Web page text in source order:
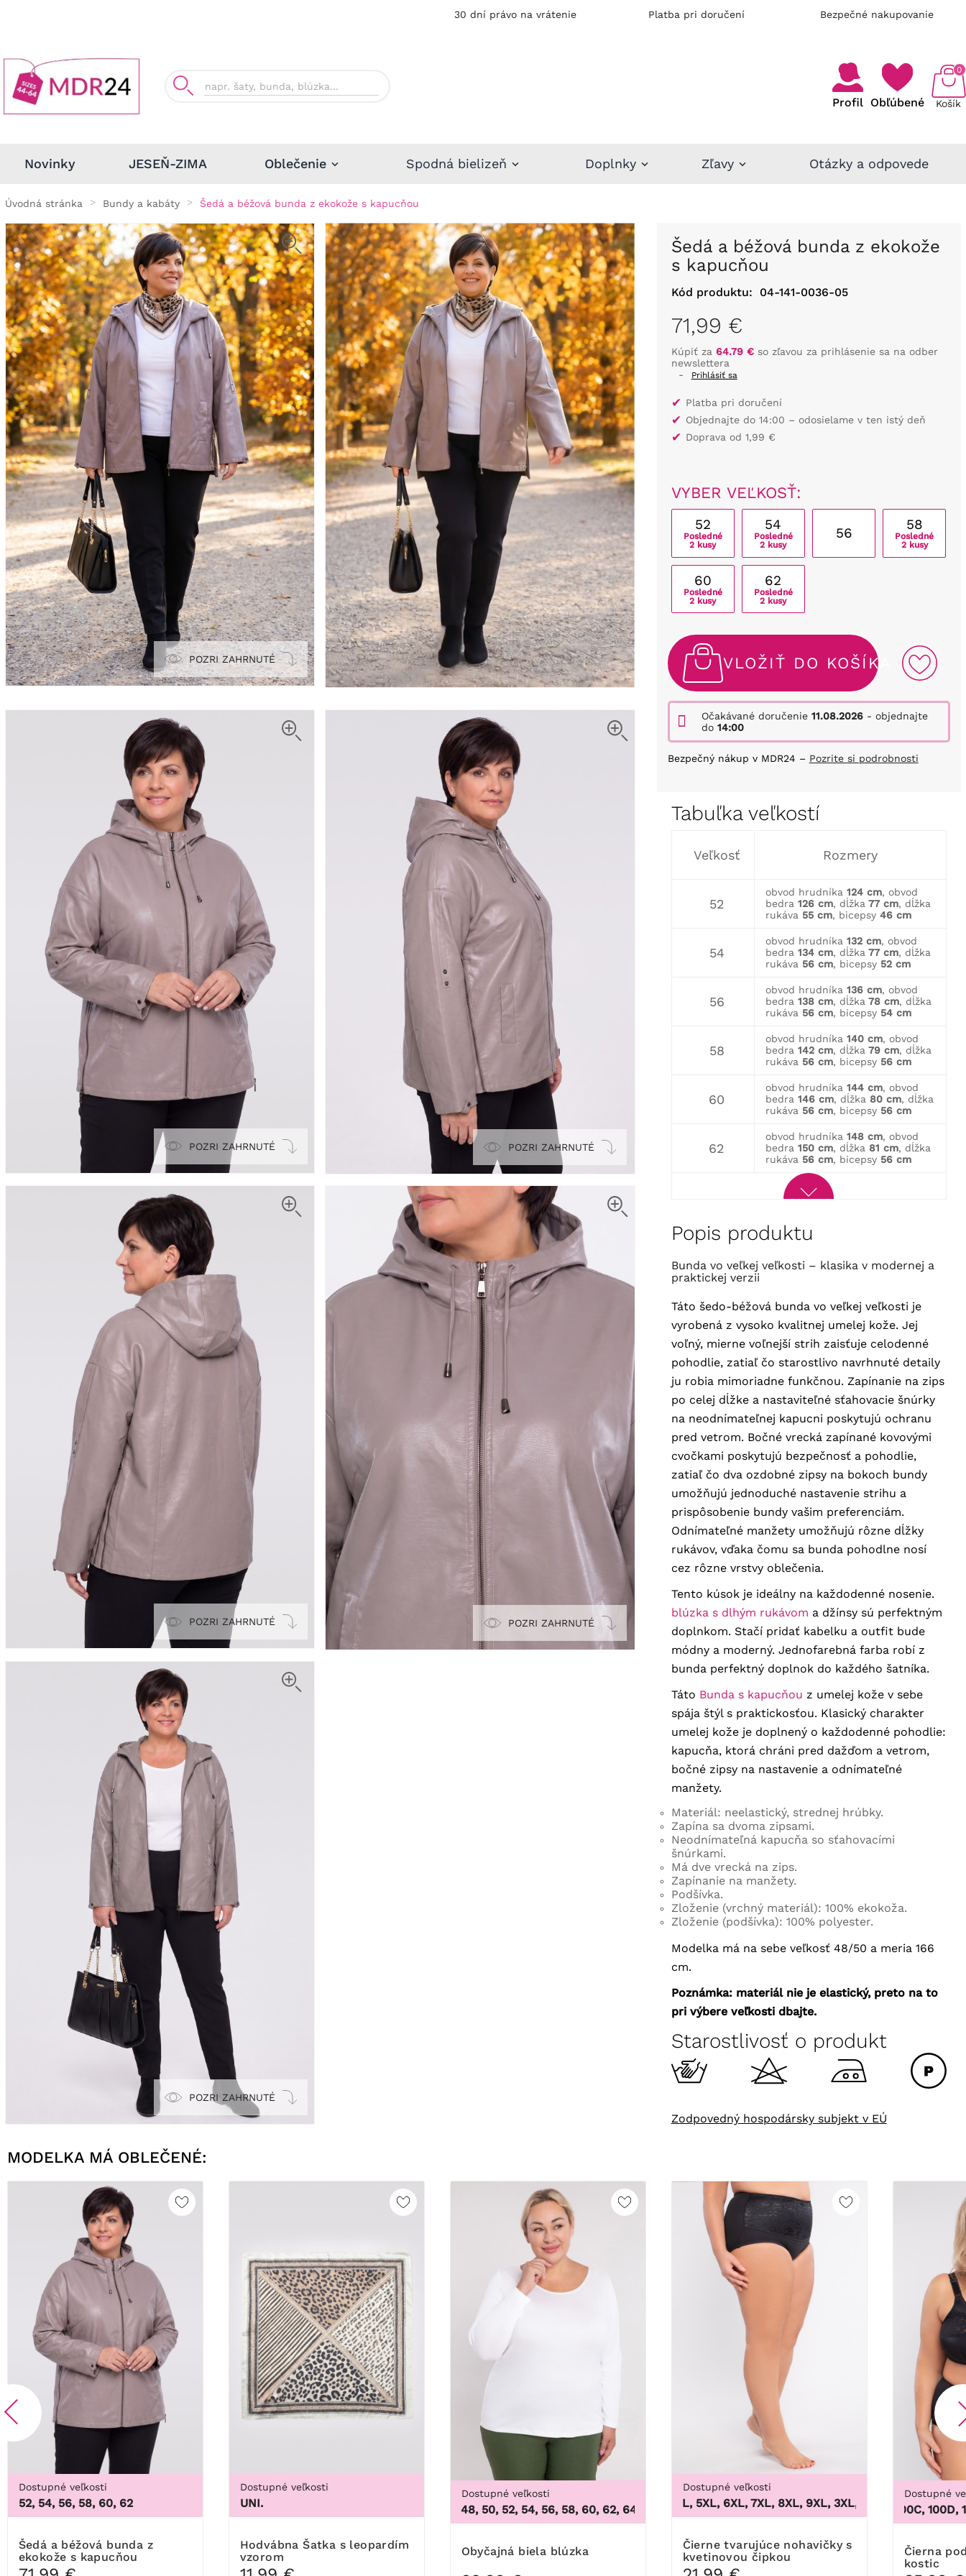
30 dní právo na vrátenie Platba pri doručení Bezpečné nakupovanie
Profil Obľúbené Košík
0
Novinky JESEŇ-ZIMA Oblečenie Spodná bielizeň Doplnky Zľavy Otázky a odpovede
Úvodná stránka Bundy a kabáty Šedá a béžová bunda z ekokože s kapucňou
POZRI ZAHRNUTÉ
POZRI ZAHRNUTÉ POZRI ZAHRNUTÉ
POZRI ZAHRNUTÉ POZRI ZAHRNUTÉ
POZRI ZAHRNUTÉ
Šedá a béžová bunda z ekokože
s kapucňou
Kód produktu: 04-141-0036-05
71,99 €
Kúpiť za 64.79 €so zľavou za prihlásenie sa na odber
newslettera
-
Prihlásiť sa
✔ Platba pri doručení
✔ Objednajte do 14:00 – odosielame v ten istý deň
✔ Doprava od 1,99 €
VYBER VEĽKOSŤ:
52
Posledné
2 kusy
54
Posledné
2 kusy
56
58
Posledné
2 kusy
60
Posledné
2 kusy
62
Posledné
2 kusy
VLOŽIŤ DO KOŠÍKA
Očakávané doručenie 11.08.2026- objednajte
do 14:00
Bezpečný nákup v MDR24 – Pozrite si podrobnosti
Tabuľka veľkostí
Veľkosť Rozmery
52
obvod hrudníka 124 cm, obvod
bedra 126 cm, dĺžka 77 cm, dĺžka
rukáva 55 cm, bicepsy 46 cm
54
obvod hrudníka 132 cm, obvod
bedra 134 cm, dĺžka 77 cm, dĺžka
rukáva 56 cm, bicepsy 52 cm
56
obvod hrudníka 136 cm, obvod
bedra 138 cm, dĺžka 78 cm, dĺžka
rukáva 56 cm, bicepsy 54 cm
58
obvod hrudníka 140 cm, obvod
bedra 142 cm, dĺžka 79 cm, dĺžka
rukáva 56 cm, bicepsy 56 cm
60
obvod hrudníka 144 cm, obvod
bedra 146 cm, dĺžka 80 cm, dĺžka
rukáva 56 cm, bicepsy 56 cm
62
obvod hrudníka 148 cm, obvod
bedra 150 cm, dĺžka 81 cm, dĺžka
rukáva 56 cm, bicepsy 56 cm
Popis produktu
Bunda vo veľkej veľkosti – klasika v modernej a
praktickej verzii
Táto šedo-béžová bunda vo veľkej veľkosti je
vyrobená z vysoko kvalitnej umelej kože. Jej
voľný, mierne voľnejší strih zaisťuje celodenné
pohodlie, zatiaľ čo starostlivo navrhnuté detaily
ju robia mimoriadne funkčnou. Zapínanie na zips
po celej dĺžke a nastaviteľné sťahovacie šnúrky
na neodnímateľnej kapucni poskytujú ochranu
pred vetrom. Bočné vrecká zapínané kovovými
cvočkami poskytujú bezpečnosť a pohodlie,
zatiaľ čo dva ozdobné zipsy na bokoch bundy
umožňujú jednoduché nastavenie strihu a
prispôsobenie bundy vašim preferenciám.
Odnímateľné manžety umožňujú rôzne dĺžky
rukávov, vďaka čomu sa bunda pohodlne nosí
cez rôzne vrstvy oblečenia.
Tento kúsok je ideálny na každodenné nosenie.
blúzka s dlhým rukávom a džínsy sú perfektným
doplnkom. Stačí pridať kabelku a outfit bude
módny a moderný. Jednofarebná farba robí z
bunda perfektný doplnok do každého šatníka.
Táto Bunda s kapucňou z umelej kože v sebe
spája štýl s praktickosťou. Klasický charakter
umelej kože je doplnený o každodenné pohodlie:
kapucňa, ktorá chráni pred dažďom a vetrom,
bočné zipsy na nastavenie a odnímateľné
manžety.
Materiál: neelastický, strednej hrúbky.
Zapína sa dvoma zipsami.
Neodnímateľná kapucňa so sťahovacími
šnúrkami.
Má dve vrecká na zips.
Zapínanie na manžety.
Podšívka.
Zloženie (vrchný materiál): 100% ekokoža.
Zloženie (podšívka): 100% polyester.
Modelka má na sebe veľkosť 48/50 a meria 166
cm.
Poznámka: materiál nie je elastický, preto na to
pri výbere veľkosti dbajte.
Starostlivosť o produkt
Zodpovedný hospodársky subjekt v EÚ
MODELKA MÁ OBLEČENÉ:
Dostupné veľkosti
52, 54, 56, 58, 60, 62
Šedá a béžová bunda z
ekokože s kapucňou
Dostupné veľkosti
UNI.
Hodvábna Šatka s leopardím
vzorom
Dostupné veľkosti
44, 46, 48, 50, 52, 54, 56, 58, 60, 62, 64, 44, 46, 48, 50, 52, 54, 56, 58, 60, 62, 64
Obyčajná biela blúzka
Dostupné veľkosti
3XL, 4XL, 5XL, 6XL, 7XL, 8XL, 9XL ,3XL, 4XL, 5XL, 6XL, 7XL,
Čierne tvarujúce nohavičky s
kvetinovou čipkou
Dostupné
100B, 100C, 100D,
Čierna podprsenka bez
kostic